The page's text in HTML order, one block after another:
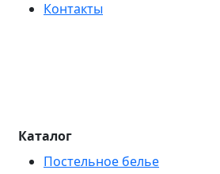
Контакты
Каталог
Постельное белье